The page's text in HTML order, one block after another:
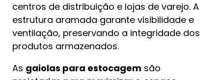
centros de distribuição e lojas de varejo. A
estrutura aramada garante visibilidade e
ventilação, preservando a integridade dos
produtos armazenados.
As gaiolas para estocagem são